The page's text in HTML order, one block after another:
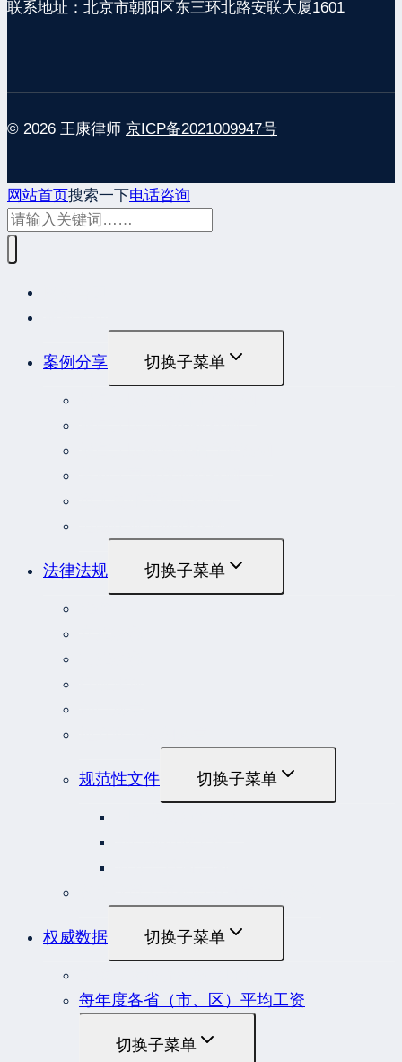
联系地址：北京市朝阳区东三环北路安联大厦1601
© 2026 王康律师 京ICP备2021009947号
网站首页搜索一下电话咨询
案例分享 切换子菜单
法律法规 切换子菜单
规范性文件 切换子菜单
权威数据 切换子菜单
每年度各省（市、区）平均工资
切换子菜单